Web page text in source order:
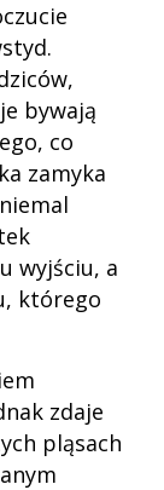
bywają
co
zamyka
wyjściu, a
którego
zdaje
pląsach